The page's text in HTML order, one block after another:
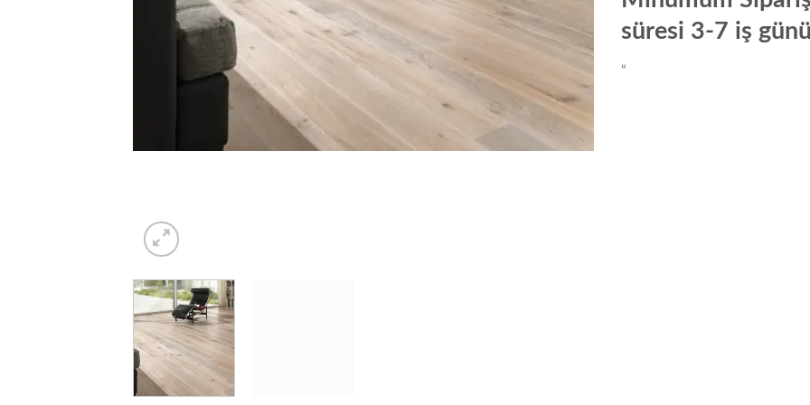
süresi 3-7 iş günü
“